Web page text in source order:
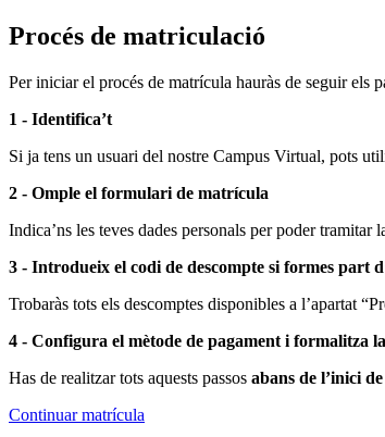
Procés de matriculació
Per iniciar el procés de matrícula hauràs de seguir els
1 - Identifica’t
Si ja tens un usuari del nostre Campus Virtual, pots
2 - Omple el formulari de matrícula
Indica’ns les teves dades personals per poder tramitar
3 - Introdueix el codi de descompte si formes part
Trobaràs tots els descomptes disponibles a l’apartat
4 - Configura el mètode de pagament i formalitza
Has de realitzar tots aquests passos abans de l’inici
Continuar matrícula